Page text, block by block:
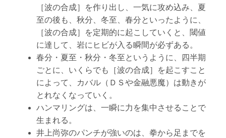
［波の合成］を作り出し、一気に攻め込み、夏
至の後も、秋分、冬至、春分といったように、
［波の合成］を定期的に起こしていくと、閾値
に達して、岩にヒビが入る瞬間が必ずある。
春分・夏至・秋分・冬至というように、四半期
ごとに、いくらでも［波の合成］を起こすこと
によって、カバル（ＤＳや金融悪魔）は動きが
とれなくなっていく。
ハンマリングは、一瞬に力を集中させることで
生まれる。
井上尚弥のパンチが強いのは、拳から足までを